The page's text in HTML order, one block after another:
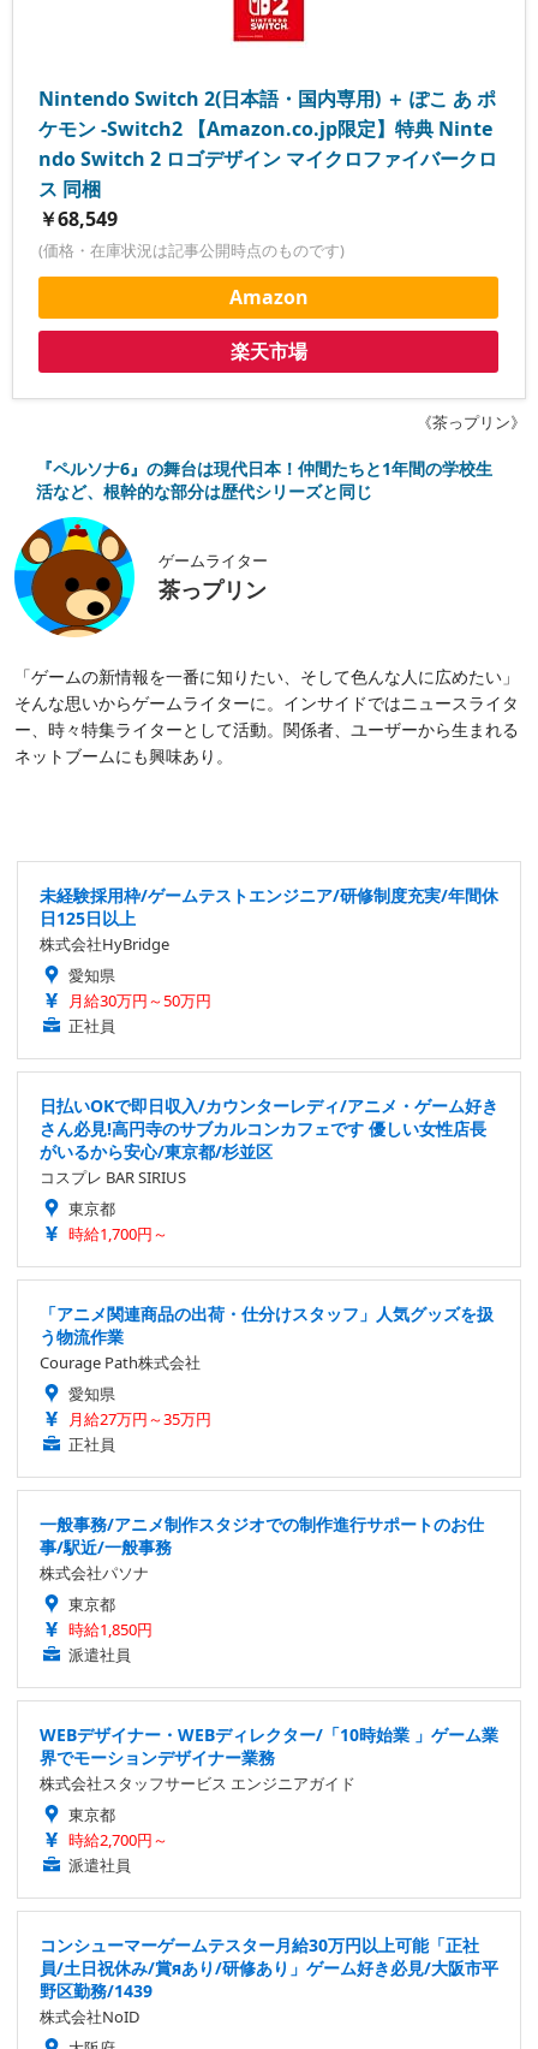
Nintendo Switch 2(日本語・国内専用) ＋ ぽこ あ ポ
ケモン -Switch2 【Amazon.co.jp限定】特典 Ninte
ndo Switch 2 ロゴデザイン マイクロファイバークロ
ス 同梱
￥68,549
(価格・在庫状況は記事公開時点のものです)
Amazon
楽天市場
《茶っプリン》
『ペルソナ6』の舞台は現代日本！仲間たちと1年間の学校生
活など、根幹的な部分は歴代シリーズと同じ
ゲームライター
茶っプリン
「ゲームの新情報を一番に知りたい、そして色んな人に広めたい」
そんな思いからゲームライターに。インサイドではニュースライタ
ー、時々特集ライターとして活動。関係者、ユーザーから生まれる
ネットブームにも興味あり。
未経験採用枠/ゲームテストエンジニア/研修制度充実/年間休
日125日以上
株式会社HyBridge
愛知県
月給30万円～50万円
正社員
日払いOKで即日収入/カウンターレディ/アニメ・ゲーム好き
さん必見!高円寺のサブカルコンカフェです 優しい女性店長
がいるから安心/東京都/杉並区
コスプレ BAR SIRIUS
東京都
時給1,700円～
「アニメ関連商品の出荷・仕分けスタッフ」人気グッズを扱
う物流作業
Courage Path株式会社
愛知県
月給27万円～35万円
正社員
一般事務/アニメ制作スタジオでの制作進行サポートのお仕
事/駅近/一般事務
株式会社パソナ
東京都
時給1,850円
派遣社員
WEBデザイナー・WEBディレクター/「10時始業 」ゲーム業
界でモーションデザイナー業務
株式会社スタッフサービス エンジニアガイド
東京都
時給2,700円～
派遣社員
コンシューマーゲームテスター月給30万円以上可能「正社
員/土日祝休み/賞яあり/研修あり」ゲーム好き必見/大阪市平
野区勤務/1439
株式会社NoID